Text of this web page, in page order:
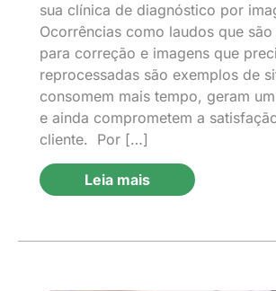
sua clínica de diagnóstico por
Ocorrências como laudos que
para correção e imagens que
reprocessadas são exemplos de
consomem mais tempo, geram
e ainda comprometem a
cliente. Por […]
Leia mais